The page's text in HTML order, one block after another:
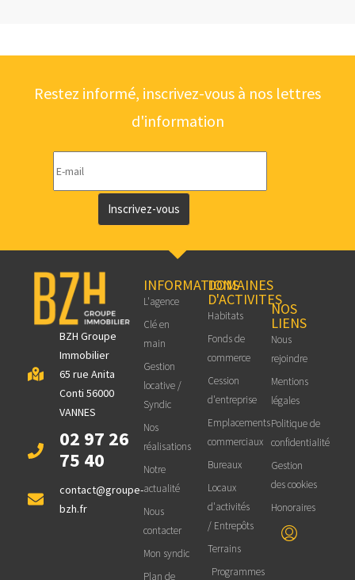
Restez informé, inscrivez-vous à nos lettres
d'information
Inscrivez-vous
BZH Groupe
Immobilier
65 rue Anita
Conti 56000
VANNES
02 97 26
75 40
contact@groupe-
bzh.fr
INFORMATIONS
L'agence
Clé en
main
Gestion
locative /
Syndic
Nos
réalisations
Notre
actualité
Nous
contacter
Mon syndic
Plan de
DOMAINES
D'ACTIVITES
Habitats
Fonds de
commerce
Cession
d'entreprise
Emplacements
commerciaux
Bureaux
Locaux
d'activités
/ Entrepôts
Terrains
Programmes
NOS
LIENS
Nous
rejoindre
Mentions
légales
Politique de
confidentialité
Gestion
des cookies
Honoraires